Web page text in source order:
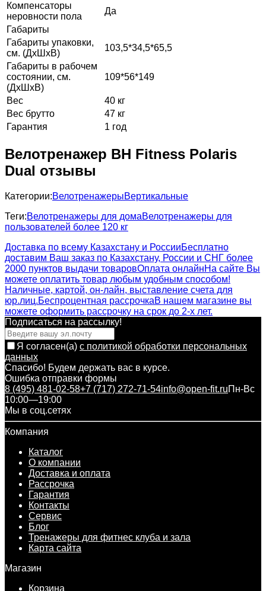
Компенсаторы
неровности пола
Да
Габариты
Габариты упаковки,
см. (ДхШхВ)
103,5*34,5*65,5
Габариты в рабочем
состоянии, см.
(ДхШхВ)
109*56*149
Вес
40 кг
Вес брутто
47 кг
Гарантия
1 год
Велотренажер BH Fitness Polaris
Dual отзывы
Категории:ВелотренажерыВертикальные
Теги:Велотренажеры для домаВелотренажеры для
пользователей более 120 кг
Доставка по всему Казахстану и РоссииБесплатно
доставим Ваш заказ по Казахстану, России и СНГ более
2000 пунктов выдачи товаровОплата онлайнНа сайте Вы
можете оплатить товар любым удобным способом!
Наличные, картой, он-лайн, выставление счета для
юр.лиц.Беспроцентная рассрочкаВ нашем магазине вы
можете оформить рассрочку на срок до 2-х лет.
Подписаться на рассылкy!
Я согласен(a) с политикой обработки персональных
данных
Спасибо! Будем держать вас в курсе.
Ошибка отправки формы
8 (495) 481-02-58+7 (717) 272-71-54info@open-fit.ruПн-Вс
10:00—19:00
Мы в соц.сетях
Компания
Каталог
О компании
Доставка и оплата
Рассрочка
Гарантия
Контакты
Сервис
Блог
Тренажеры для фитнес клуба и зала
Карта сайта
Магазин
Корзина